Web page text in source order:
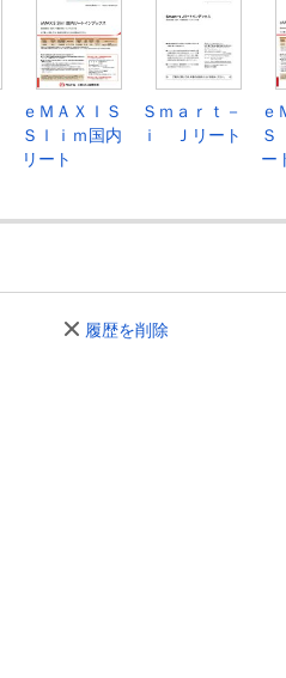
ｅＭＡＸＩＳ
Ｓｌｉｍ国内
リート
Ｓｍａｒｔ－
ｉ Ｊリート
ｅ
Ｓ
ー
履歴を削除